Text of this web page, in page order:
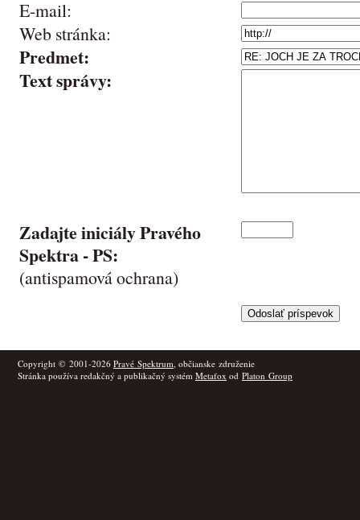
E-mail:
Web stránka:
Predmet:
Text správy:
Zadajte iniciály Pravého
Spektra -PS:
(antispamová ochrana)
Copyright © 2001-2026 Pravé Spektrum, občianske združenie
Stránka používa redakčný a publikačný systém Metafox od Platon Group